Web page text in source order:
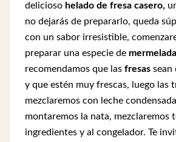
delicioso helado de fresa casero,
no dejarás de prepararlo, queda
con un sabor irresistible,
preparar una especie de
recomendamos que las fresas sean
y que estén muy frescas, luego las
mezclaremos con leche
montaremos la nata, mezclaremos
ingredientes y al congelador. Te